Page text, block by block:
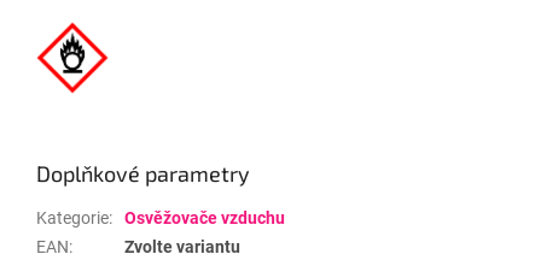
Doplňkové parametry
Kategorie:
Osvěžovače vzduchu
EAN: Zvolte variantu